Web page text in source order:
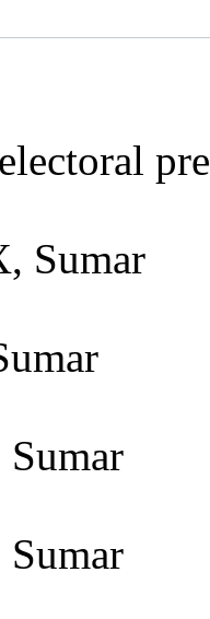
Sumar
Sumar
Sumar